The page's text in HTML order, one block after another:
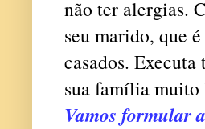
não ter alergias.
seu marido, que
casados.
sua família
Vamos formular